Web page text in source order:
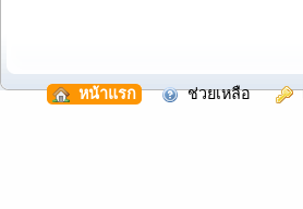
หน้าแรก ช่วยเหลือ